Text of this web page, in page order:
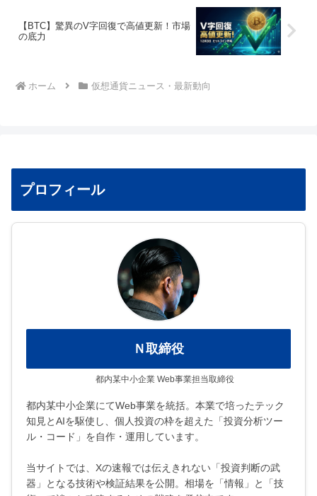
【BTC】驚異のV字回復で高値更新！市場
の底力
ホーム 仮想通貨ニュース・最新動向
プロフィール
Ｎ取締役
都内某中小企業 Web事業担当取締役
都内某中小企業にてWeb事業を統括。本業で培ったテック
知見とAIを駆使し、個人投資の枠を超えた「投資分析ツー
ル・コード」を自作・運用しています。
当サイトでは、Xの速報では伝えきれない「投資判断の武
器」となる技術や検証結果を公開。相場を「情報」と「技